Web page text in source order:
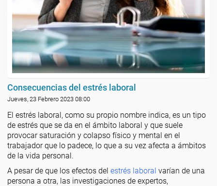
Consecuencias del estrés laboral
Jueves, 23 Febrero 2023 08:00
El estrés laboral, como su propio nombre indica, es un tipo
de estrés que se da en el ámbito laboral y que suele
provocar saturación y colapso físico y mental en el
trabajador que lo padece, lo que a su vez afecta a ámbitos
de la vida personal.
A pesar de que los efectos del estrés laboral varían de una
persona a otra, las investigaciones de expertos,